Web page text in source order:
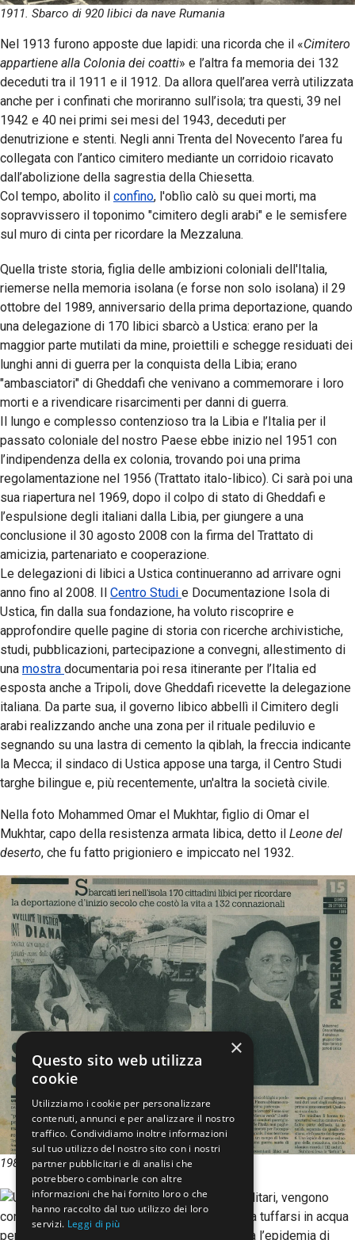
1911. Sbarco di 920 libici da nave Rumania
Nel 1913 furono apposte due lapidi: una ricorda che il «Cimitero
appartiene alla Colonia dei coatti» e l’altra fa memoria dei 132
deceduti tra il 1911 e il 1912. Da allora quell’area verrà utilizzata
anche per i confinati che moriranno sull’isola; tra questi, 39 nel
1942 e 40 nei primi sei mesi del 1943, deceduti per
denutrizione e stenti. Negli anni Trenta del Novecento l’area fu
collegata con l’antico cimitero mediante un corridoio ricavato
dall’abolizione della sagrestia della Chiesetta.
Col tempo, abolito il confino, l'oblìo calò su quei morti, ma
sopravvissero il toponimo "cimitero degli arabi" e le semisfere
sul muro di cinta per ricordare la Mezzaluna.
Quella triste storia, figlia delle ambizioni coloniali dell'Italia,
riemerse nella memoria isolana (e forse non solo isolana) il 29
ottobre del 1989, anniversario della prima deportazione, quando
una delegazione di 170 libici sbarcò a Ustica: erano per la
maggior parte mutilati da mine, proiettili e schegge residuati dei
lunghi anni di guerra per la conquista della Libia; erano
"ambasciatori" di Gheddafi che venivano a commemorare i loro
morti e a rivendicare risarcimenti per danni di guerra.
Il lungo e complesso contenzioso tra la Libia e l’Italia per il
passato coloniale del nostro Paese ebbe inizio nel 1951 con
l’indipendenza della ex colonia, trovando poi una prima
regolamentazione nel 1956 (Trattato italo-libico). Ci sarà poi una
sua riapertura nel 1969, dopo il colpo di stato di Gheddafi e
l’espulsione degli italiani dalla Libia, per giungere a una
conclusione il 30 agosto 2008 con la firma del Trattato di
amicizia, partenariato e cooperazione.
Le delegazioni di libici a Ustica continueranno ad arrivare ogni
anno fino al 2008. Il Centro Studi e Documentazione Isola di
Ustica, fin dalla sua fondazione, ha voluto riscoprire e
approfondire quelle pagine di storia con ricerche archivistiche,
studi, pubblicazioni, partecipazione a convegni, allestimento di
una mostra documentaria poi resa itinerante per l’Italia ed
esposta anche a Tripoli, dove Gheddafi ricevette la delegazione
italiana. Da parte sua, il governo libico abbellì il Cimitero degli
arabi realizzando anche una zona per il rituale pediluvio e
segnando su una lastra di cemento la qiblah, la freccia indicante
la Mecca; il sindaco di Ustica appose una targa, il Centro Studi
targhe bilingue e, più recentemente, un'altra la società civile.
Nella foto Mohammed Omar el Mukhtar, figlio di Omar el
Mukhtar, capo della resistenza armata libica, detto il Leone del
deserto, che fu fatto prigioniero e impiccato nel 1932.
1989. Libici in pellegrinaggio a Ustica
×
Questo sito web utilizza
cookie
Utilizziamo i cookie per personalizzare
contenuti, annunci e per analizzare il nostro
traffico. Condividiamo inoltre informazioni
sul tuo utilizzo del nostro sito con i nostri
partner pubblicitari e di analisi che
potrebbero combinarle con altre
informazioni che hai fornito loro o che
hanno raccolto dal tuo utilizzo dei loro
servizi. Leggi di più